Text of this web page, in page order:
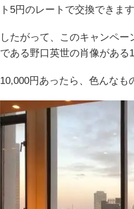
ト5円のレートで交換できます
したがって、このキャンペー
である野口英世の肖像がある
10,000円あったら、色んなも